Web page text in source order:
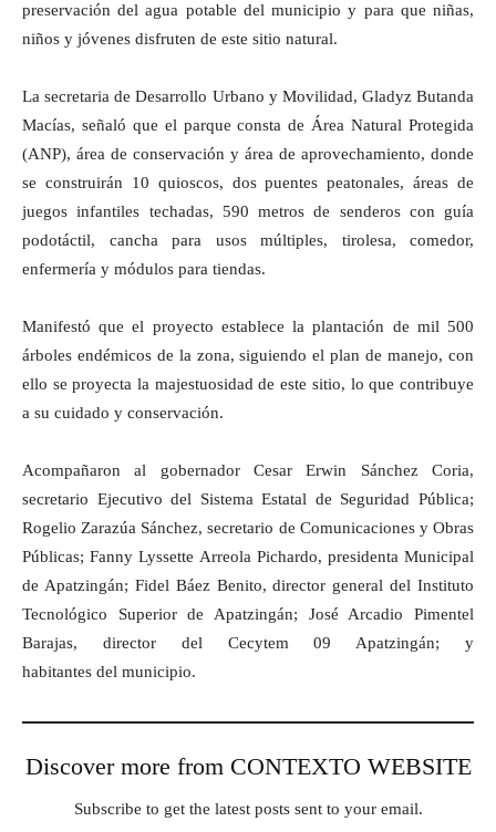
preservación del agua potable del municipio y para que niñas,
niños y jóvenes disfruten de este sitio natural.
La secretaria de Desarrollo Urbano y Movilidad, Gladyz Butanda
Macías, señaló que el parque consta de Área Natural Protegida
(ANP), área de conservación y área de aprovechamiento, donde
se construirán 10 quioscos, dos puentes peatonales, áreas de
juegos infantiles techadas, 590 metros de senderos con guía
podotáctil, cancha para usos múltiples, tirolesa, comedor,
enfermería y módulos para tiendas.
Manifestó que el proyecto establece la plantación de mil 500
árboles endémicos de la zona, siguiendo el plan de manejo, con
ello se proyecta la majestuosidad de este sitio, lo que contribuye
a su cuidado y conservación.
Acompañaron al gobernador Cesar Erwin Sánchez Coria,
secretario Ejecutivo del Sistema Estatal de Seguridad Pública;
Rogelio Zarazúa Sánchez, secretario de Comunicaciones y Obras
Públicas; Fanny Lyssette Arreola Pichardo, presidenta Municipal
de Apatzingán; Fidel Báez Benito, director general del Instituto
Tecnológico Superior de Apatzingán; José Arcadio Pimentel
Barajas, director del Cecytem 09 Apatzingán; y
habitantes del municipio.
Discover more from CONTEXTO WEBSITE
Subscribe to get the latest posts sent to your email.